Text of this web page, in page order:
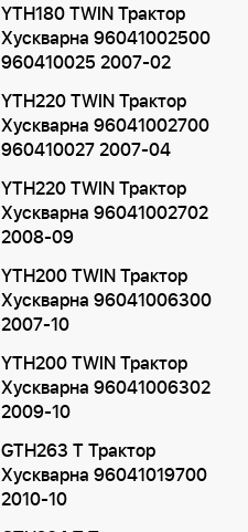
YTH180 TWIN Трактор
Хускварна 96041002500
960410025 2007-02
YTH220 TWIN Трактор
Хускварна 96041002700
960410027 2007-04
YTH220 TWIN Трактор
Хускварна 96041002702
2008-09
YTH200 TWIN Трактор
Хускварна 96041006300
2007-10
YTH200 TWIN Трактор
Хускварна 96041006302
2009-10
GTH263 T Трактор
Хускварна 96041019700
2010-10